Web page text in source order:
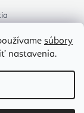
súbory
nastavenia.
nastavenie cookies